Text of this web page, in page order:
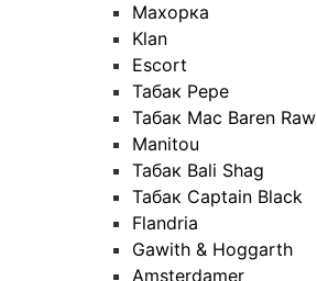
Махорка
Klan
Escort
Табак Pepe
Табак Mac Baren Raw
Manitou
Табак Bali Shag
Табак Captain Black
Flandria
Gawith & Hoggarth
Amsterdamer